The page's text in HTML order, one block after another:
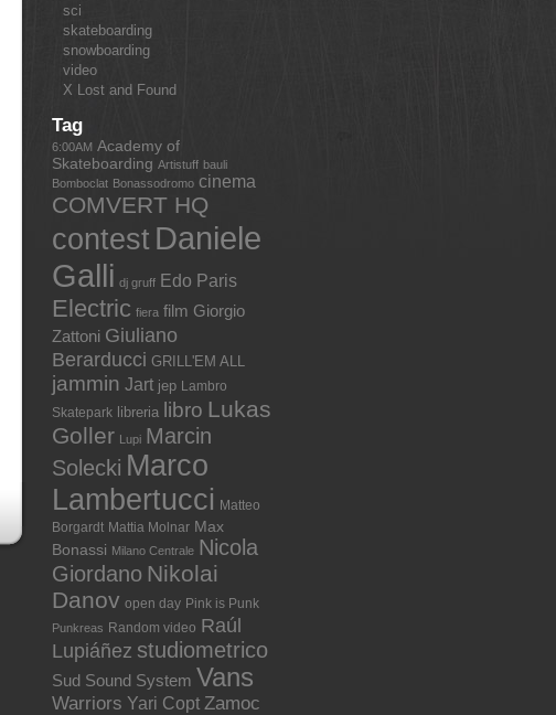
sci
skateboarding
snowboarding
video
X Lost and Found
Tag
6:00AM Academy of
Skateboarding Artistuff bauli
Bomboclat Bonassodromo cinema
COMVERT HQ
contest Daniele
Galli dj gruff Edo Paris
Electric fiera film Giorgio
Zattoni Giuliano
Berarducci GRILL'EM ALL
jammin Jart jep Lambro
Skatepark libreria libro Lukas
Goller Lupi Marcin
Solecki Marco
Lambertucci Matteo
Borgardt Mattia Molnar Max
Bonassi Milano Centrale Nicola
Giordano Nikolai
Danov open day Pink is Punk
Punkreas Random video Raúl
Lupiáñez studiometrico
Sud Sound System Vans
Warriors Yari Copt Zamoc